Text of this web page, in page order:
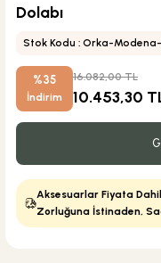
Dolabı
Stok Kodu : Orka-
%35
İndirim
16.082,00 TL
10.453,30
Aksesuarlar Fiyata
Zorluğuna İstinaden,